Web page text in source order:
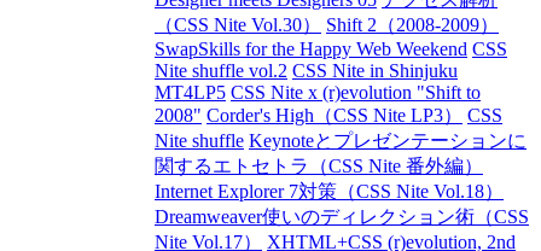
（CSS Nite Vol.30）
Shift 2（2008-2009）
SwapSkills for the Happy Web Weekend CSS
Nite shuffle vol.2 CSS Nite in Shinjuku
MT4LP5 CSS Nite x (r)evolution "Shift to
2008" Corder's High（CSS Nite LP3）
CSS
Nite shuffle Keynoteとプレゼンテーションに
関するエトセトラ（CSS Nite 番外編）
Internet Explorer 7対策（CSS Nite Vol.18）
Dreamweaver使いのディレクション術（CSS
Nite Vol.17）
XHTML+CSS (r)evolution, 2nd